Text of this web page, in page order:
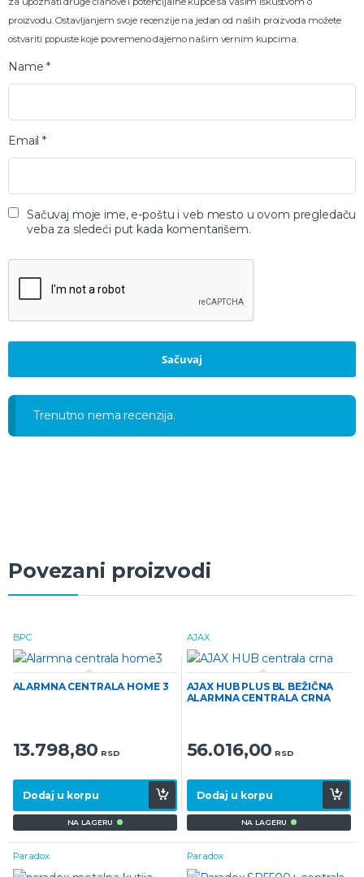
proizvodu. Ostavljanjem svoje recenzije na jedan od naših proizvoda možete
ostvariti popuste koje povremeno dajemo našim vernim kupcima.
Name*
Email*
Sačuvaj moje ime, e-poštu i veb mesto u ovom pregledaču
veba za sledeći put kada komentarišem.
Trenutno nema recenzija.
Povezani proizvodi
BPC
ALARMNA CENTRALA HOME 3
13.798,80 RSD
Dodaj u korpu
NA LAGERU
AJAX
AJAX HUB PLUS BL BEŽIČNA
ALARMNA CENTRALA CRNA
56.016,00 RSD
Dodaj u korpu
NA LAGERU
Paradox Paradox